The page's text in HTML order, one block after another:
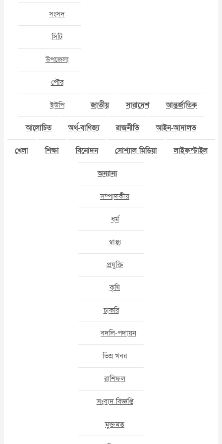
সংসদ
সিটি
উপজেলা
পৌর
ইউপি জাতীয় সারাদেশ আন্তর্জাতিক
আলোচিত অর্থ-বাণিজ্য রাজনীতি আইন-আদালত
খেলা শিক্ষা বিনোদন সোশ্যাল মিডিয়া লাইফস্টাইল
অন্যান্য
সম্পাদকীয়
ধর্ম
স্বাস্থ্য
প্রযুক্তি
কৃষি
চাকরি
বদলি-পদায়ন
ভিন্ন খবর
রাশিফল
সংবাদ বিজ্ঞপ্তি
মুক্তমত